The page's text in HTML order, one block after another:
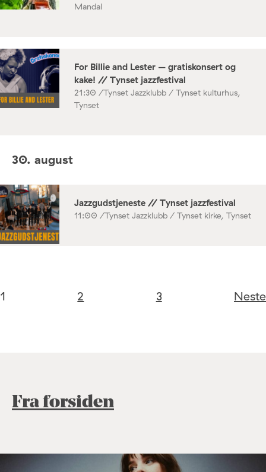
Mandal
For Billie and Lester – gratiskonsert og
kake! // Tynset jazzfestival
21:30 /Tynset Jazzklubb / Tynset kulturhus,
Tynset
30. august
Jazzgudstjeneste // Tynset jazzfestival
11:00 /Tynset Jazzklubb / Tynset kirke, Tynset
1 2 3 Neste
Fra forsiden